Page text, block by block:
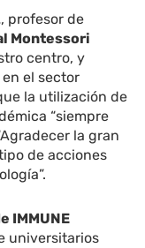
, profesor de
Montessori
centro, y
el sector
la utilización de
“siempre
la gran
de acciones
IMMUNE
universitarios